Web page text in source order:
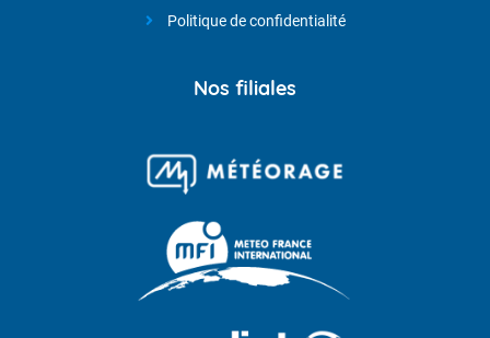
Politique de confidentialité
Nos filiales